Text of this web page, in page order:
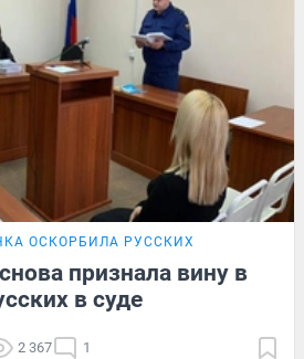
ОСКОРБИЛА РУССКИХ
признала вину в
в суде
2 367 1